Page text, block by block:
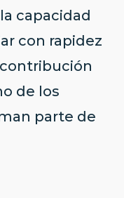
capacidad
con rapidez
de los
parte de